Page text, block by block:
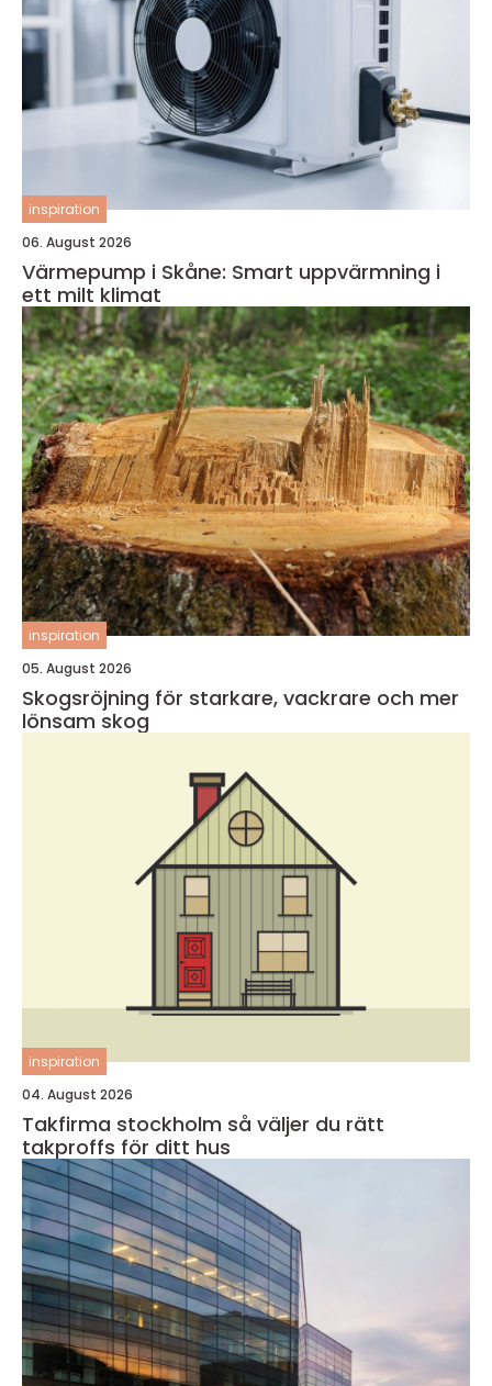
inspiration
06. August 2026
Värmepump i Skåne: Smart uppvärmning i
ett milt klimat
inspiration
05. August 2026
Skogsröjning för starkare, vackrare och mer
lönsam skog
inspiration
04. August 2026
Takfirma stockholm så väljer du rätt
takproffs för ditt hus